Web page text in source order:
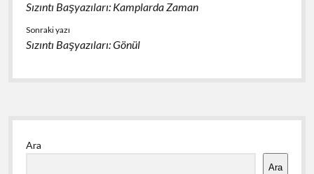
Sızıntı Başyazıları: Kamplarda Zaman
Sonraki yazı
Sızıntı Başyazıları: Gönül
Yan
Menü
Ara
Ara